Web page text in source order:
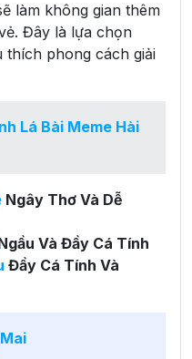
làm không gian thêm
Đây là lựa chọn
thích phong cách giải
Lá Bài Meme Hài
Ngây Thơ Và Dễ
Và Đầy Cá Tính
Đầy Cá Tính Và